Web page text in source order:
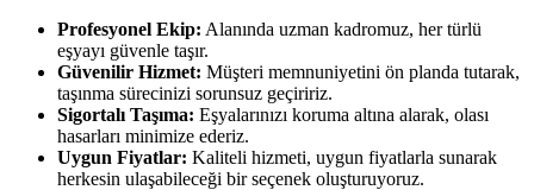
Profesyonel Ekip: Alanında uzman kadromuz, her türlü
eşyayı güvenle taşır.
Güvenilir Hizmet: Müşteri memnuniyetini ön planda tutarak,
taşınma sürecinizi sorunsuz geçiririz.
Sigortalı Taşıma: Eşyalarınızı koruma altına alarak, olası
hasarları minimize ederiz.
Uygun Fiyatlar: Kaliteli hizmeti, uygun fiyatlarla sunarak
herkesin ulaşabileceği bir seçenek oluşturuyoruz.